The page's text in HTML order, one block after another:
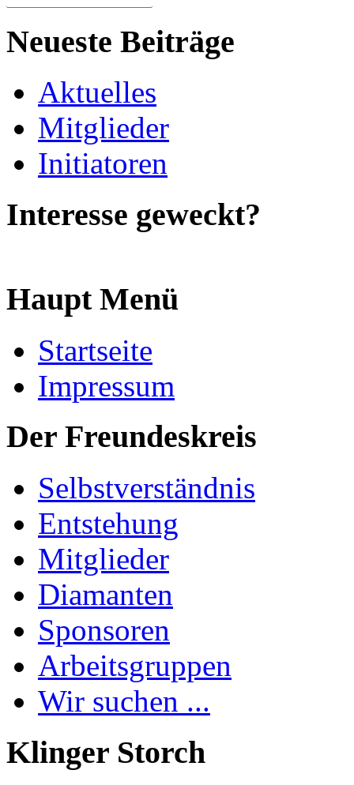
Neueste Beiträge
Aktuelles
Mitglieder
Initiatoren
Interesse geweckt?
Haupt Menü
Startseite
Impressum
Der Freundeskreis
Selbstverständnis
Entstehung
Mitglieder
Diamanten
Sponsoren
Arbeitsgruppen
Wir suchen ...
Klinger Storch